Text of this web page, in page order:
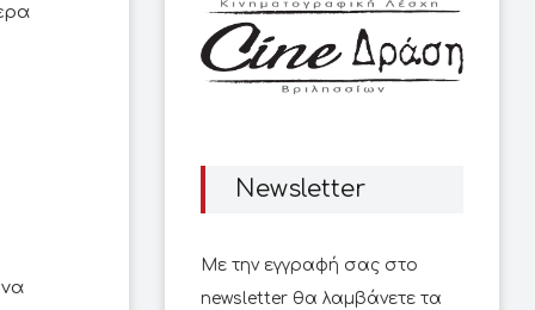
Newsletter
Με την εγγραφή σας στο
newsletter θα λαμβάνετε τα